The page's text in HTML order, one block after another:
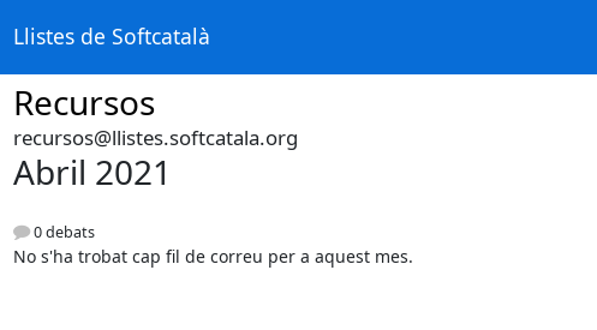
Llistes de Softcatalà
Recursos
recursos@llistes.softcatala.org
Abril 2021
0 debats
No s'ha trobat cap fil de correu per a aquest mes.